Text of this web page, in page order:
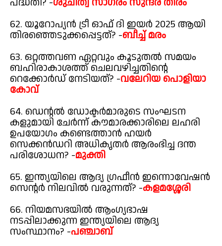
62. യൂറോപ്യൻ ട്രീ ഓഫ് ദി ഇയർ 2025 ആയി
തിരഞ്ഞെടുക്കപ്പെട്ടത്? -ബീച്ച് മരം
63. ഒറ്റത്തവണ ഏറ്റവും കൂടുതൽ സമയം
ബഹിരാകാശത്ത് ചെലവഴിച്ചതിന്റെ
റെക്കോർഡ് നേടിയത്? -വലേറിയ പൊളിയാ
കോവ്
64. ഡെന്റൽ ഡോക്ടർമാരുടെ സംഘടന
കളുമായി ചേർന്ന് കൗമാരക്കാരിലെ ലഹരി
ഉപയോഗം കണ്ടെത്താൻ ഹയർ
സെക്കൻഡറി അധികൃതർ ആരംഭിച്ച ദന്ത
പരിശോധന? -മുക്തി
65. ഇന്ത്യയിലെ ആദ്യ ഗ്രഫീൻ ഇന്നൊവേഷൻ
സെന്റർ നിലവിൽ വരുന്നത്? -കളമശ്ശേരി
66. നിയമസഭയിൽ ആംഗ്യഭാഷ
നടപ്പിലാക്കുന്ന ഇന്ത്യയിലെ ആദ്യ
സംസ്ഥാനം? -പഞ്ചാബ്